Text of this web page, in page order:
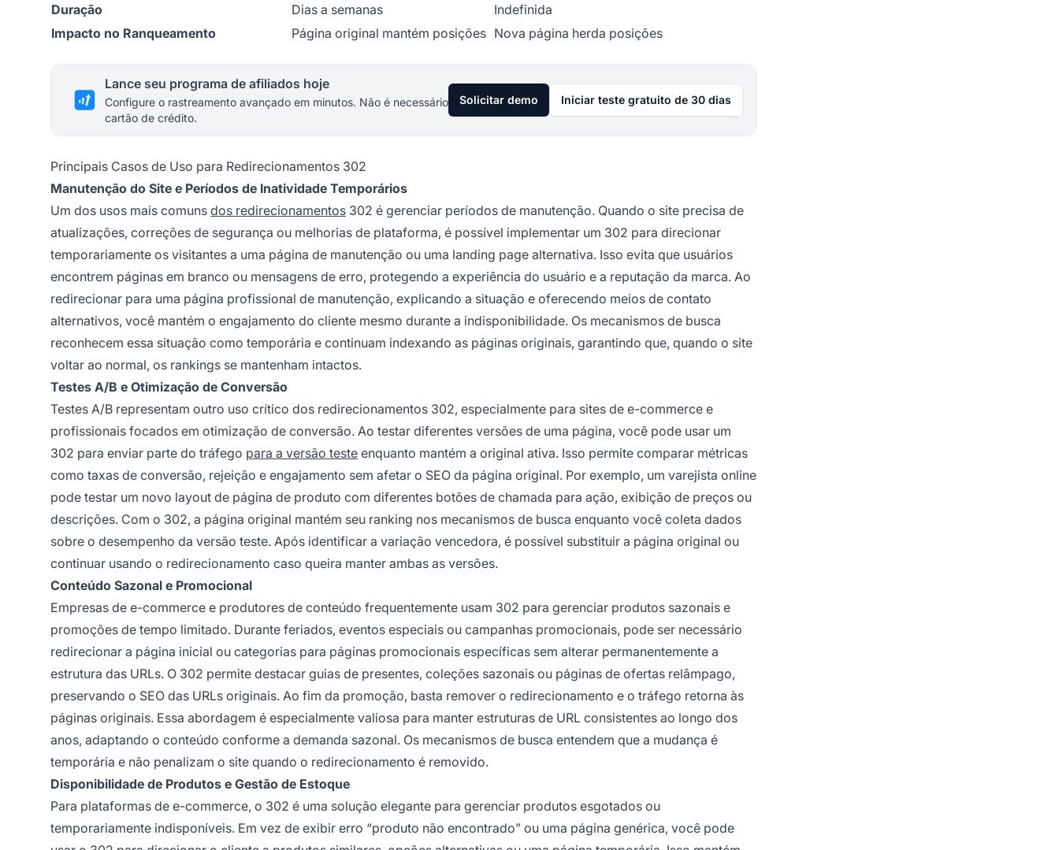
Duração
Dias a semanas
Indefinida
Impacto no Ranqueamento
Página original mantém posições Nova página herda posições
Lance seu programa de afiliados hoje
Configure o rastreamento avançado em minutos. Não é necessário
cartão de crédito.
Solicitar demo Iniciar teste gratuito de 30 dias
Principais Casos de Uso para Redirecionamentos 302
Manutenção do Site e Períodos de Inatividade Temporários
Um dos usos mais comuns dos redirecionamentos 302 é gerenciar períodos de manutenção. Quando o site precisa de
atualizações, correções de segurança ou melhorias de plataforma, é possível implementar um 302 para direcionar
temporariamente os visitantes a uma página de manutenção ou uma landing page alternativa. Isso evita que usuários
encontrem páginas em branco ou mensagens de erro, protegendo a experiência do usuário e a reputação da marca. Ao
redirecionar para uma página profissional de manutenção, explicando a situação e oferecendo meios de contato
alternativos, você mantém o engajamento do cliente mesmo durante a indisponibilidade. Os mecanismos de busca
reconhecem essa situação como temporária e continuam indexando as páginas originais, garantindo que, quando o site
voltar ao normal, os rankings se mantenham intactos.
Testes A/B e Otimização de Conversão
Testes A/B representam outro uso crítico dos redirecionamentos 302, especialmente para sites de e-commerce e
profissionais focados em otimização de conversão. Ao testar diferentes versões de uma página, você pode usar um
302 para enviar parte do tráfego para a versão teste enquanto mantém a original ativa. Isso permite comparar métricas
como taxas de conversão, rejeição e engajamento sem afetar o SEO da página original. Por exemplo, um varejista online
pode testar um novo layout de página de produto com diferentes botões de chamada para ação, exibição de preços ou
descrições. Com o 302, a página original mantém seu ranking nos mecanismos de busca enquanto você coleta dados
sobre o desempenho da versão teste. Após identificar a variação vencedora, é possível substituir a página original ou
continuar usando o redirecionamento caso queira manter ambas as versões.
Conteúdo Sazonal e Promocional
Empresas de e-commerce e produtores de conteúdo frequentemente usam 302 para gerenciar produtos sazonais e
promoções de tempo limitado. Durante feriados, eventos especiais ou campanhas promocionais, pode ser necessário
redirecionar a página inicial ou categorias para páginas promocionais específicas sem alterar permanentemente a
estrutura das URLs. O 302 permite destacar guias de presentes, coleções sazonais ou páginas de ofertas relâmpago,
preservando o SEO das URLs originais. Ao fim da promoção, basta remover o redirecionamento e o tráfego retorna às
páginas originais. Essa abordagem é especialmente valiosa para manter estruturas de URL consistentes ao longo dos
anos, adaptando o conteúdo conforme a demanda sazonal. Os mecanismos de busca entendem que a mudança é
temporária e não penalizam o site quando o redirecionamento é removido.
Disponibilidade de Produtos e Gestão de Estoque
Para plataformas de e-commerce, o 302 é uma solução elegante para gerenciar produtos esgotados ou
temporariamente indisponíveis. Em vez de exibir erro “produto não encontrado” ou uma página genérica, você pode